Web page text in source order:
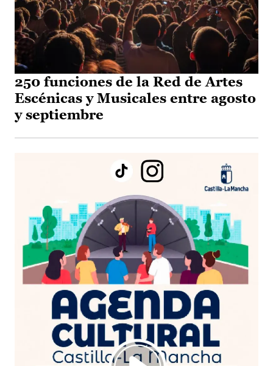
250 funciones de la Red de Artes
Escénicas y Musicales entre agosto
y septiembre